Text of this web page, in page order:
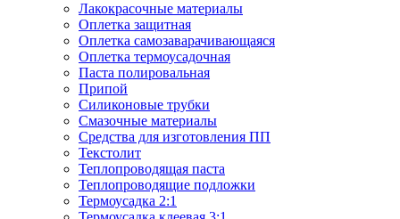
Лакокрасочные материалы
Оплетка защитная
Оплетка самозаварачивающаяся
Оплетка термоусадочная
Паста полировальная
Припой
Силиконовые трубки
Смазочные материалы
Средства для изготовления ПП
Текстолит
Теплопроводящая паста
Теплопроводящие подложки
Термоусадка 2:1